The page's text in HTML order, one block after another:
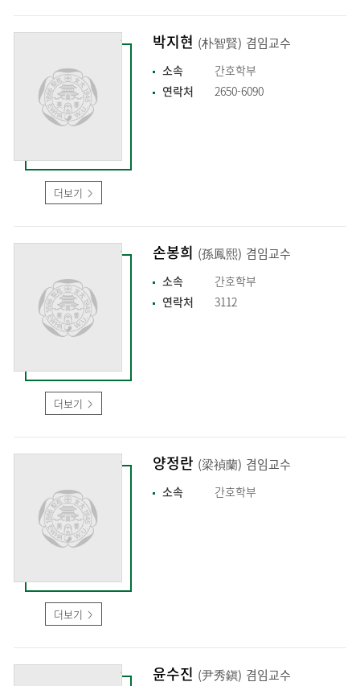
더보기
박지현 (朴智賢) 겸임교수
소속
간호학부
연락처
2650-6090
더보기
손봉희 (孫鳳熙) 겸임교수
소속
간호학부
연락처
3112
더보기
양정란 (梁禎蘭) 겸임교수
소속 간호학부
윤수진 (尹秀鎭) 겸임교수